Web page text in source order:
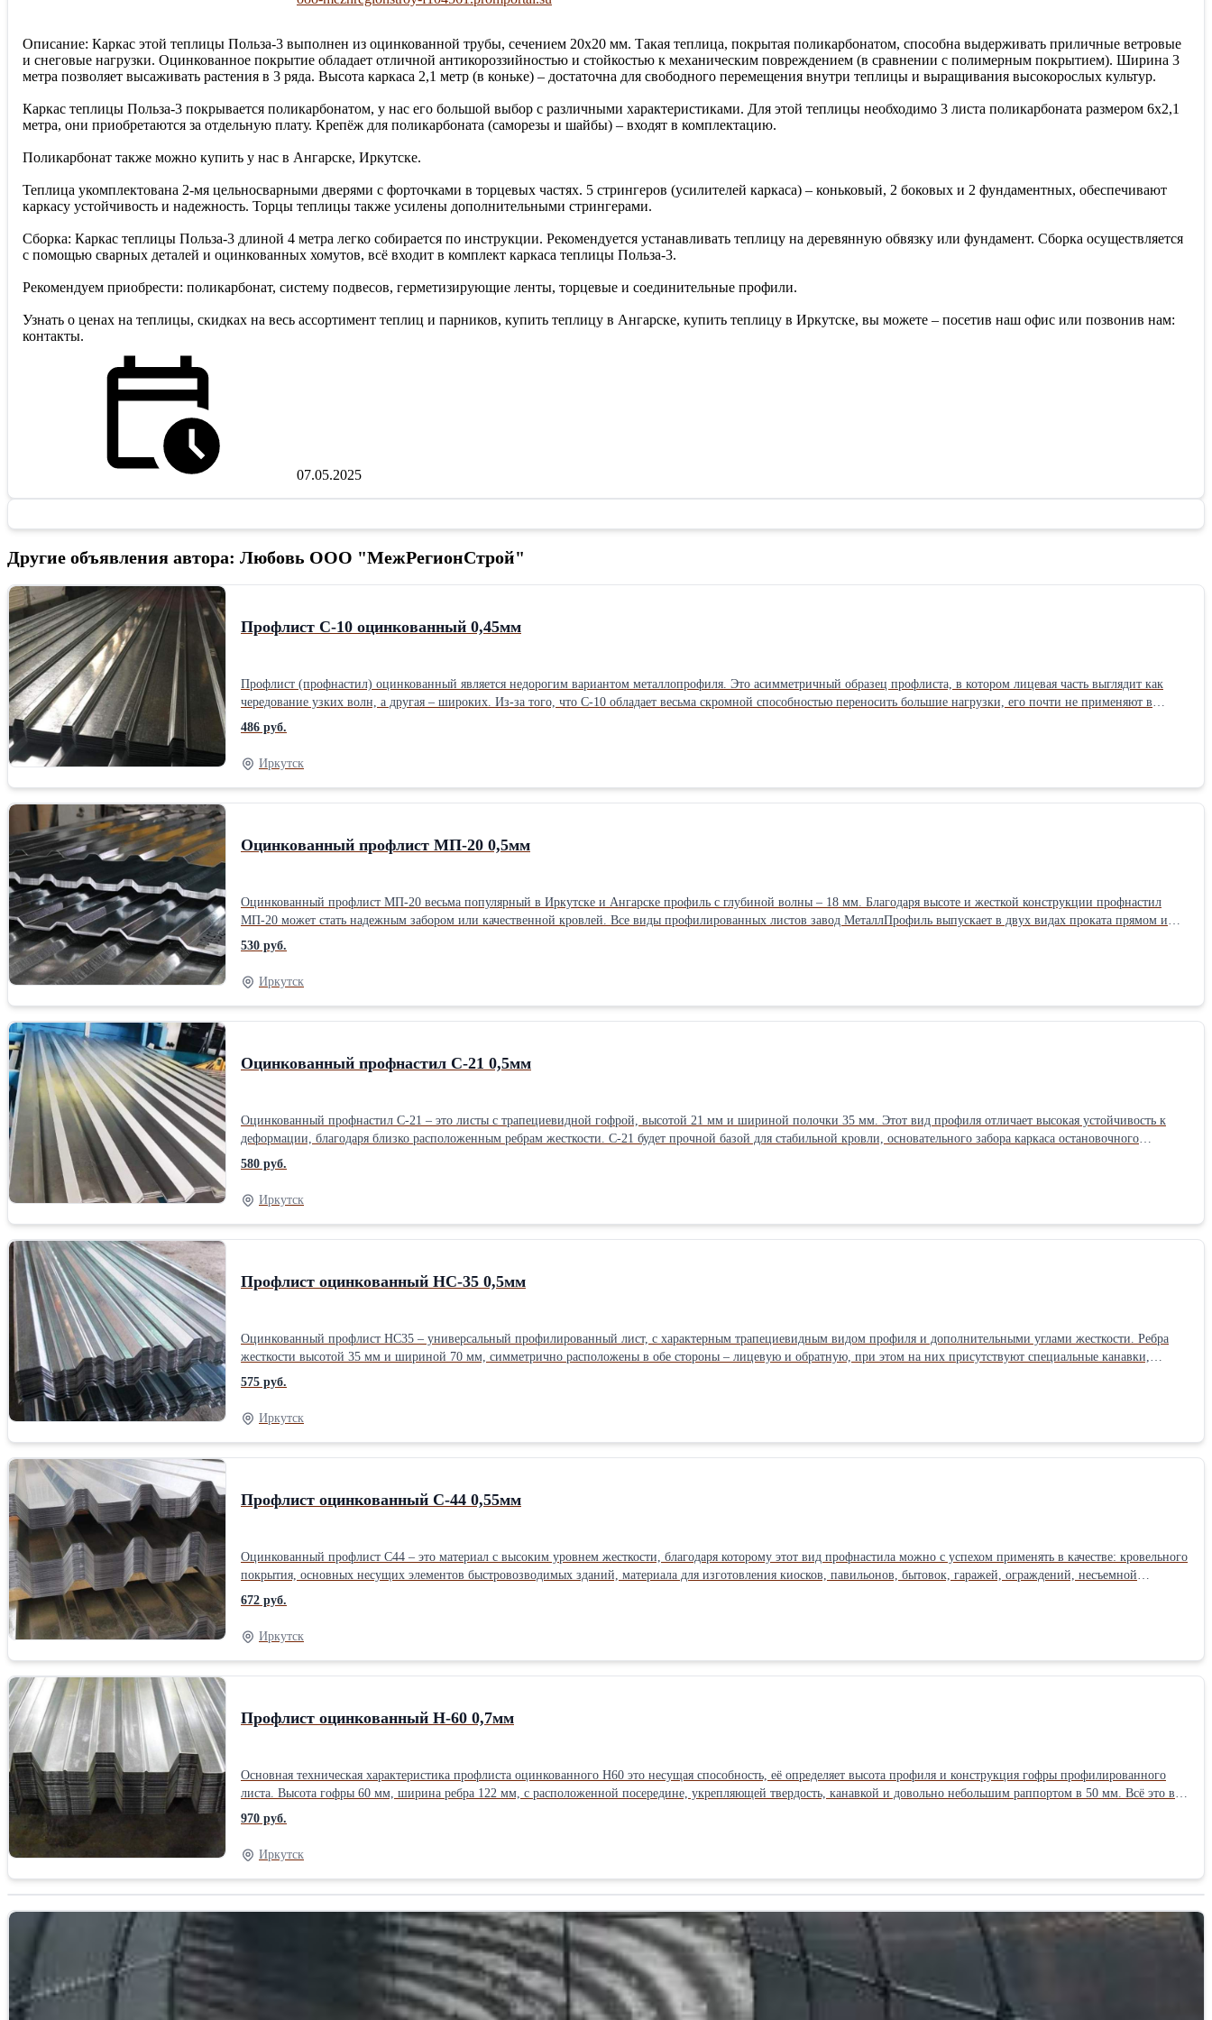
Описание: Каркас этой теплицы Польза-3 выполнен из оцинкованной трубы, сечением 20х20 мм. Такая теплица, покрытая поликарбонатом, способна выдерживать приличные ветровые
и снеговые нагрузки. Оцинкованное покрытие обладает отличной антикороззийностью и стойкостью к механическим повреждением (в сравнении с полимерным покрытием). Ширина 3
метра позволяет высаживать растения в 3 ряда. Высота каркаса 2,1 метр (в коньке) – достаточна для свободного перемещения внутри теплицы и выращивания высокорослых культур.
Каркас теплицы Польза-3 покрывается поликарбонатом, у нас его большой выбор с различными характеристиками. Для этой теплицы необходимо 3 листа поликарбоната размером 6х2,1
метра, они приобретаются за отдельную плату. Крепёж для поликарбоната (саморезы и шайбы) – входят в комплектацию.
Поликарбонат также можно купить у нас в Ангарске, Иркутске.
Теплица укомплектована 2-мя цельносварными дверями с форточками в торцевых частях. 5 стрингеров (усилителей каркаса) – коньковый, 2 боковых и 2 фундаментных, обеспечивают
каркасу устойчивость и надежность. Торцы теплицы также усилены дополнительными стрингерами.
Сборка: Каркас теплицы Польза-3 длиной 4 метра легко собирается по инструкции. Рекомендуется устанавливать теплицу на деревянную обвязку или фундамент. Сборка осуществляется
с помощью сварных деталей и оцинкованных хомутов, всё входит в комплект каркаса теплицы Польза-3.
Рекомендуем приобрести: поликарбонат, систему подвесов, герметизирующие ленты, торцевые и соединительные профили.
Узнать о ценах на теплицы, скидках на весь ассортимент теплиц и парников, купить теплицу в Ангарске, купить теплицу в Иркутске, вы можете – посетив наш офис или позвонив нам:
контакты.
07.05.2025
Другие объявления автора: Любовь ООО "МежРегионСтрой"
Профлист С-10 оцинкованный 0,45мм
Профлист (профнастил) оцинкованный является недорогим вариантом металлопрофиля. Это асимметричный образец профлиста, в котором лицевая часть выглядит как
чередование узких волн, а другая – широких. Из-за того, что С-10 обладает весьма скромной способностью переносить большие нагрузки, его почти не применяют в
качестве кровельного покрытия. Профнастил оцинкованный С-10 имеет малую глубину волны, но довольно приличную рабочую ширину – 1100 мм. Это асимметричный
образец профлиста, в котором лицевая часть выглядит как чередование узких волн, а другая – широких. Купить оцинкованный профлист С-10 можно как в стандарте 2 или
6 метров, так и в любой необходимой длине. Минимальный размер профлиста для заказа: 0,5 метра, максимальный 12 метров. Срок изготовления партии более 50 кв.
486 руб.
Иркутск
Оцинкованный профлист МП-20 0,5мм
Оцинкованный профлист МП-20 весьма популярный в Иркутске и Ангарске профиль с глубиной волны – 18 мм. Благодаря высоте и жесткой конструкции профнастил
МП-20 может стать надежным забором или качественной кровлей. Все виды профилированных листов завод МеталлПрофиль выпускает в двух видах проката прямом и
обратном (А и В), а у профлиста МП-20 есть третий вид проката, специально для кровельных покрытий – R, это профлист с капельником, который благодаря своей
конструктивной особенности защищает кровлю от самой возможности протекания, при любых шквалистых ветрах и непогоде. Купить оцинкованный профлист МП-20
можно как в стандарте 2 или 6 метров, так и в любой необходимой длине. Минимальный размер профлиста для заказа: 0,5 метра, максимальный 12 метров. Срок
530 руб.
Иркутск
Оцинкованный профнастил С-21 0,5мм
Оцинкованный профнастил С-21 – это листы с трапециевидной гофрой, высотой 21 мм и шириной полочки 35 мм. Этот вид профиля отличает высокая устойчивость к
деформации, благодаря близко расположенным ребрам жесткости. С-21 будет прочной базой для стабильной кровли, основательного забора каркаса остановочного
комплекса и других небольших построек. Симметричные гребни профиля делают его стойким к физическим повреждениям, придавая хорошую прочность на изгиб.
Профнастил оцинкованный С-21 выпускается в 2-х видах: прямой и обратный прокат, для кровли используется только прямой (лицевая сторона А). Благодаря высоте
580 руб.
Иркутск
Профлист оцинкованный НС-35 0,5мм
Оцинкованный профлист НС35 – универсальный профилированный лист, с характерным трапециевидным видом профиля и дополнительными углами жесткости. Ребра
жесткости высотой 35 мм и шириной 70 мм, симметрично расположены в обе стороны – лицевую и обратную, при этом на них присутствуют специальные канавки,
которые придают оцинкованному листу НС35 дополнительную прочность и устойчивость к перегибу. Этот прочный профлист используют для кровельных покрытий в
районах со сложным климатом, с высокими снеговыми и ветровыми нагрузками, а также при строительстве быстровозводимых зданий (складов, ангаров, киосков,
575 руб.
Иркутск
Профлист оцинкованный С-44 0,55мм
Оцинкованный профлист С44 – это материал с высоким уровнем жесткости, благодаря которому этот вид профнастила можно с успехом применять в качестве: кровельного
покрытия, основных несущих элементов быстровозводимых зданий, материала для изготовления киосков, павильонов, бытовок, гаражей, ограждений, несъемной
опалубки для железобетонных перекрытий, в производстве сэндвич-панелей. Профилированный лист С-44 может быть оцинкованным или на его поверхность могут быть
нанесены различные покрытия: обычный и модифицированный полиэстер, пластизол, полиуретан, алюмоцинк, PVDF. Профлист С44 можно применять для особых задач,
при эксплуатации объектов в агрессивной среде (морская вода, химические и техногенные производства), в животноводстве и сельском хозяйстве, специальных
672 руб.
Иркутск
Профлист оцинкованный Н-60 0,7мм
Основная техническая характеристика профлиста оцинкованного Н60 это несущая способность, её определяет высота профиля и конструкция гофры профилированного
листа. Высота гофры 60 мм, ширина ребра 122 мм, с расположенной посередине, укрепляющей твердость, канавкой и довольно небольшим раппортом в 50 мм. Всё это в
совокупности делает Н60 одним из самых прочных видов профилированных листов. Его способность нести высокие статические и динамические нагрузки, при этом
небольшой вес дает возможность использовать Н-60 в следующих случаях: в перекрытиях, без промежуточных опор, для устройства несъёмной опалубки, в перекрытиях, с
970 руб.
Иркутск